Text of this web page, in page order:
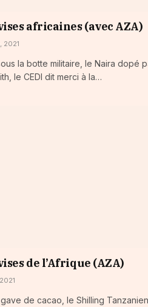
africaines (avec AZA)
2021
la botte militaire, le Naira dopé
le CEDI dit merci à la…
de l’Afrique (AZA)
de cacao, le Shilling Tanzanien